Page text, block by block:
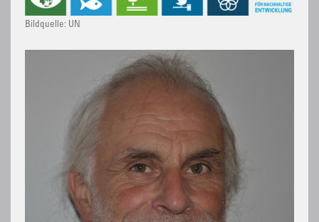
Bildquelle: UN